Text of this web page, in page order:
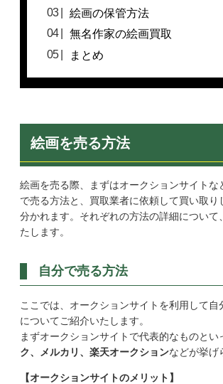
絵画の保管方法
無名作家の絵画買取
まとめ
絵画を売る方法
絵画を売る際、まずはオークションサイトな
で売る方法と、買取業者に依頼して買い取り
分かれます。それぞれの方法の詳細について
たします。
自分で売る方法
ここでは、オークションサイトを利用して自
についてご紹介いたします。
まずオークションサイトで代表的なものとい
ク、メルカリ、楽天オークションなどが挙げ
【オークションサイトのメリット】